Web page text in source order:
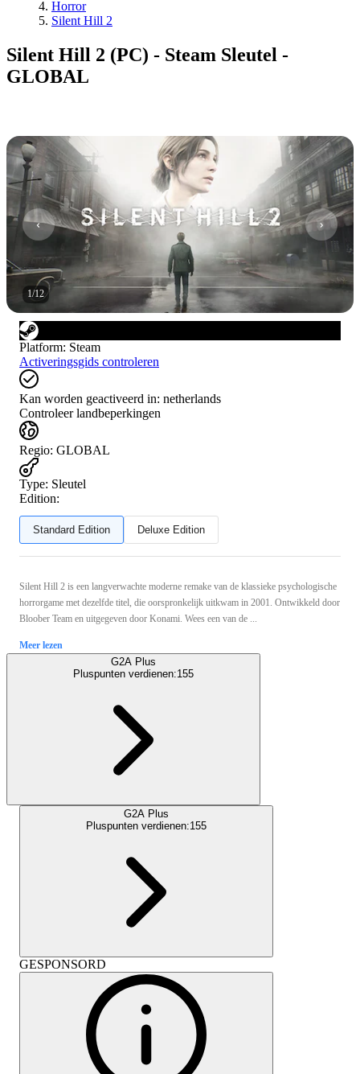
Horror
Silent Hill 2
Silent Hill 2 (PC) - Steam Sleutel -
GLOBAL
1/12
Platform: Steam
Activeringsgids controleren
Kan worden geactiveerd in: netherlands
Controleer landbeperkingen
Regio: GLOBAL
Type: Sleutel
Edition:
Standard Edition Deluxe Edition
Silent Hill 2 is een langverwachte moderne remake van de klassieke psychologische
horrorgame met dezelfde titel, die oorspronkelijk uitkwam in 2001. Ontwikkeld door
Bloober Team en uitgegeven door Konami. Wees een van de ...
Meer lezen
G2A Plus
Pluspunten verdienen:155
G2A Plus
Pluspunten verdienen:155
GESPONSORD